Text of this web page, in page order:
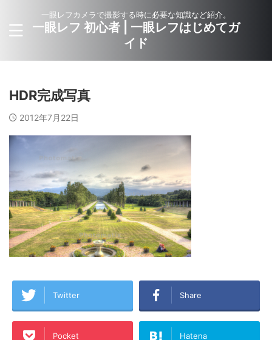
一眼レフカメラで撮影する時に必要な知識など紹介。
一眼レフ 初心者 | 一眼レフはじめてガ
イド
HDR完成写真
2012年7月22日
Twitter Share
Pocket Hatena